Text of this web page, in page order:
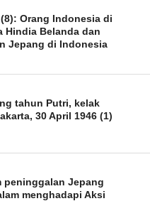
Orang Indonesia di
Hindia Belanda dan
Jepang di Indonesia
tahun Putri, kelak
30 April 1946 (1)
peninggalan Jepang
menghadapi Aksi